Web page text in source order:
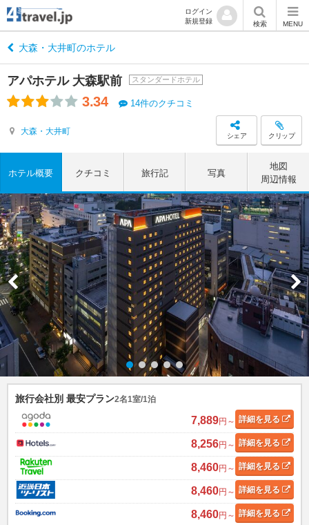
ログイン
新規登録
検索 MENU
大森・大井町のホテル
アパホテル 大森駅前 スタンダードホテル
3.34 14件のクチコミ
大森・大井町 シェア クリップ
ホテル概要 クチコミ 旅行記 写真
地図
周辺情報
旅行会社別 最安プラン2名1室/1泊
7,889円～ 詳細を見る
8,256円～ 詳細を見る
8,460円～ 詳細を見る
8,460円～ 詳細を見る
8,460円～ 詳細を見る